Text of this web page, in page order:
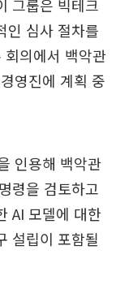
그룹은 빅테크
인 심사 절차를
의에서 백악관
영진에 계획 중
인용해 백악관
령을 검토하고
AI 모델에 대한
설립이 포함될